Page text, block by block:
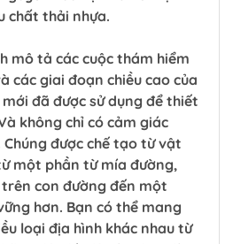
chất thải nhựa.
mô tả các cuộc thám hiểm
các giai đoạn chiều cao của
đã được sử dụng để thiết
không chỉ có cảm giác
được chế tạo từ vật
một phần từ mía đường,
con đường đến một
hơn. Bạn có thể mang
loại địa hình khác nhau từ